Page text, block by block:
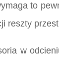
to
reszty
w